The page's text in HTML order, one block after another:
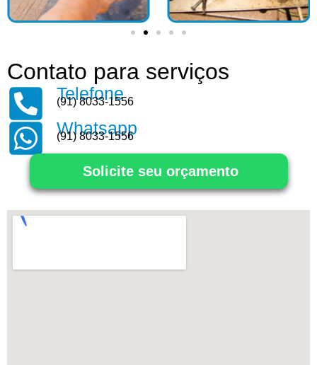
Contato para serviços
Telefone
(91) 8033-1556
Whatsapp
(91) 8033-1556
Solicite seu orçamento